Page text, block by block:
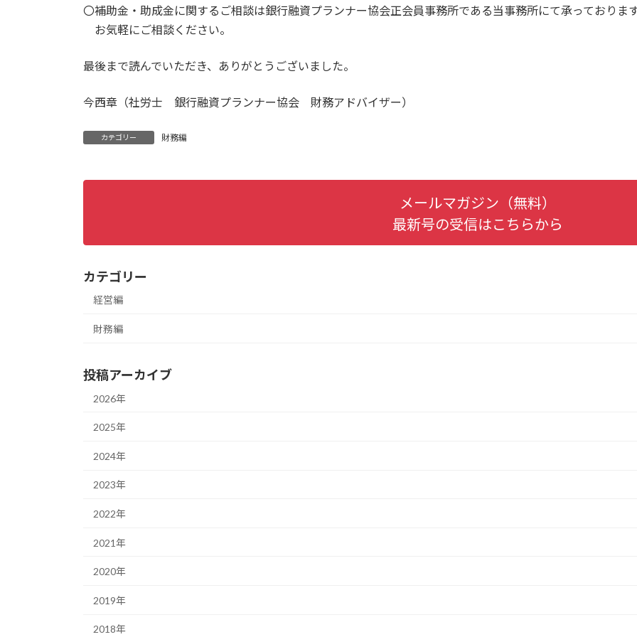
〇補助金・助成金に関するご相談は銀行融資プランナー協会正会員事務所である当事務所にて承っておりま
お気軽にご相談ください。
最後まで読んでいただき、ありがとうございました。
今西章（社労士 銀行融資プランナー協会 財務アドバイザー）
カテゴリー 財務編
メールマガジン（無料）
最新号の受信はこちらから
カテゴリー
経営編
財務編
投稿アーカイブ
2026年
2025年
2024年
2023年
2022年
2021年
2020年
2019年
2018年